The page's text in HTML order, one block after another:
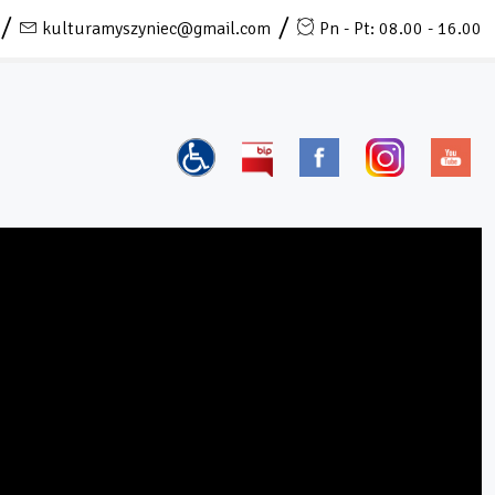
kulturamyszyniec@gmail.com Pn - Pt: 08.00 - 16.00